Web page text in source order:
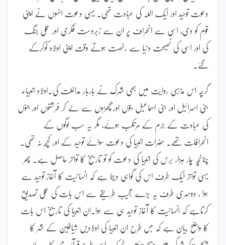
دعوت توحید اور ایک اللہ کی عبادت تھی۔ یہی دعوت انہوں نے اپنی
قوم کو دی، اسی سے انحراف پر ان سے زبردست فکری اور عملی جنگ
کی اور اسی کی نصیحت دنیا سے رخصت ہوتے وقت اپنی اولاد کوکرکے
گئے۔
گرچہ اس مذہبی روایت میں بھی شرک نے باربار مداخلت کی۔اولاد انبیاء
بنی اسرائیل اور بنی اسماعیل بتوں اوربچھڑوں سے لے کر فرشتوں اور جنوں
کی عبادت کے جرم کے مرتکب ہوئے، مگر یہ سب لوگوں کے
انحرافات تھے۔ حضرات انبیا کی دعوت سوائے توحید کے اور کچھ نہ تھی۔
چنانچہ چار ہزار برس کی انبیا کی دعوت کو تو تاریخ کا تواتر حاصل ہے۔ پھر
یہی تواتر ایک طرف اس کی گواہی دیتا ہے کہ انسانیت کا آغاز توحید سے
ہوا ، دوسری طرف یہ بڑے عجیب طریقے سے اس بات کی عملی تصدیق
کرتاہے کہ انسانیت کا آغاز توحید ہی سے ہوا۔ان انبیا کی تاریخ اس بات
کا واضح بیان ہے کہ جس طرح ان انبیا کی اولادیں شیاطین کے شر کا